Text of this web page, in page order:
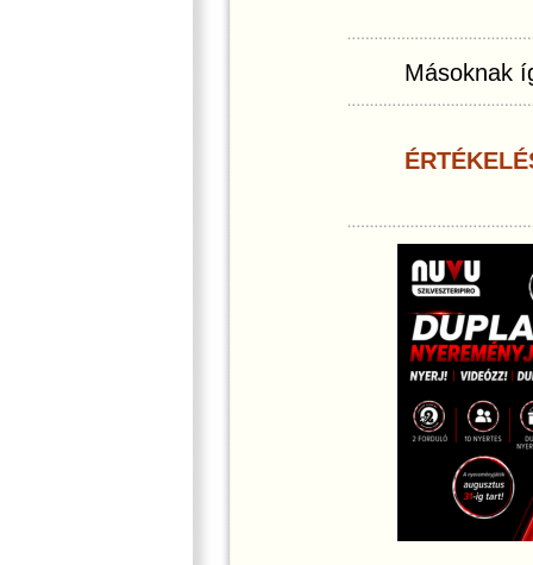
Másoknak